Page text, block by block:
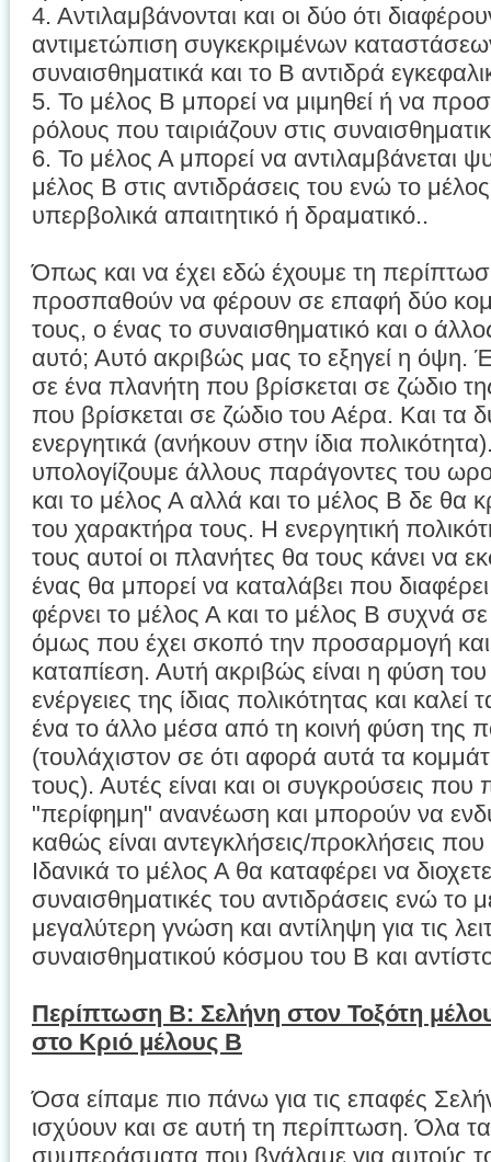
4. Αντιλαμβάνονται και οι δύο ότι
αντιμετώπιση συγκεκριμένων
συναισθηματικά και το Β αντιδρά
5. Το μέλος Β μπορεί να μιμηθεί ή να
ρόλους που ταιριάζουν στις
6. Το μέλος Α μπορεί να αντιλαμβάνεται
μέλος Β στις αντιδράσεις του ενώ το
υπερβολικά απαιτητικό ή δραματικό..
Όπως και να έχει εδώ έχουμε τη
προσπαθούν να φέρουν σε επαφή δύο
τους, ο ένας το συναισθηματικό και ο
αυτό; Αυτό ακριβώς μας το εξηγεί η όψη.
σε ένα πλανήτη που βρίσκεται σε ζώδιο
που βρίσκεται σε ζώδιο του Αέρα. Και τα
ενεργητικά (ανήκουν στην ίδια
υπολογίζουμε άλλους παράγοντες του
και το μέλος Α αλλά και το μέλος Β δε θα
του χαρακτήρα τους. Η ενεργητική
τους αυτοί οι πλανήτες θα τους κάνει να
ένας θα μπορεί να καταλάβει που
φέρνει το μέλος Α και το μέλος Β συχνά
όμως που έχει σκοπό την προσαρμογή και
καταπίεση. Αυτή ακριβώς είναι η φύση
ενέργειες της ίδιας πολικότητας και
ένα το άλλο μέσα από τη κοινή φύση της
(τουλάχιστον σε ότι αφορά αυτά τα
τους). Αυτές είναι και οι συγκρούσεις
"περίφημη" ανανέωση και μπορούν να
καθώς είναι αντεγκλήσεις/προκλήσεις
Ιδανικά το μέλος Α θα καταφέρει να
συναισθηματικές του αντιδράσεις ενώ το
μεγαλύτερη γνώση και αντίληψη για τις
συναισθηματικού κόσμου του Β και
Περίπτωση Β: Σελήνη στον Τοξότη
στο Κριό μέλους Β
Όσα είπαμε πιο πάνω για τις επαφές
ισχύουν και σε αυτή τη περίπτωση. Όλα
συμπεράσματα που βγάλαμε για αυτούς